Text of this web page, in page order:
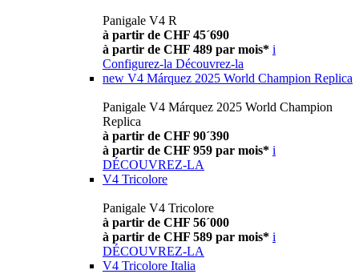
Panigale V4 R
à partir de CHF 45´690
à partir de CHF 489 par mois* i
Configurez-la Découvrez-la
new V4 Márquez 2025 World Champion Replica
Panigale V4 Márquez 2025 World Champion
Replica
à partir de CHF 90´390
à partir de CHF 959 par mois* i
DÉCOUVREZ-LA
V4 Tricolore
Panigale V4 Tricolore
à partir de CHF 56´000
à partir de CHF 589 par mois* i
DÉCOUVREZ-LA
V4 Tricolore Italia